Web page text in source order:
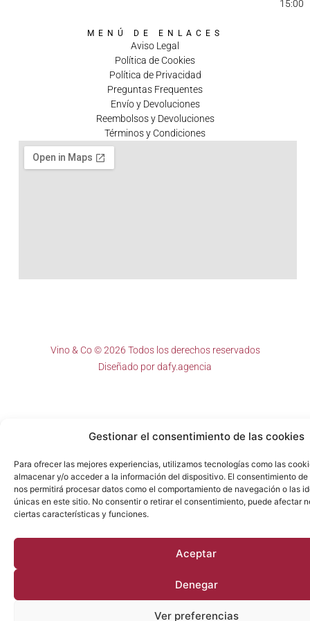
Gestionar el consentimiento de las cookies
Para ofrecer las mejores experiencias, utilizamos tecnologías como las
almacenar y/o acceder a la información del dispositivo. El consentimiento
nos permitirá procesar datos como el comportamiento de navegación o las
únicas en este sitio. No consentir o retirar el consentimiento, puede afectar
ciertas características y funciones.
Aceptar
Denegar
Ver preferencias
15:00
MENÚ DE ENLACES
Aviso Legal
Política de Cookies
Política de Privacidad
Preguntas Frequentes
Envío y Devoluciones
Reembolsos y Devoluciones
Términos y Condiciones
Vino & Co © 2026 Todos los derechos reservados
Diseñado pordafy.agencia